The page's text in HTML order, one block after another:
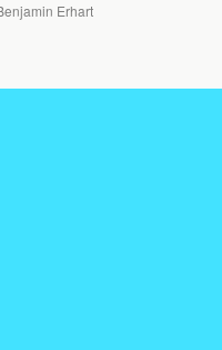
Erhart